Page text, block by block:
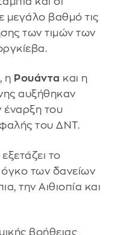
μεγάλο βαθμό τις
των τιμών των
, η Ρουάντα και η
αυξήθηκαν
έναρξη του
του ΔΝΤ.
το
των δανείων
την Αιθιοπία και
βοήθειας